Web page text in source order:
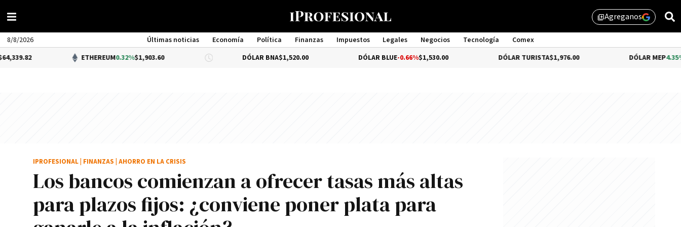
library_addAgreganos
8/8/2026 Últimas noticias Economía Política Finanzas Impuestos Legales Negocios Tecnología
Comex
Management
ETHEREUM0.32%$1,903.60 DÓLAR BNA$1,520.00 DÓLAR BLUE-0.66%$1,530.00 DÓLAR TURISTA$1,976.00 DÓLAR MEP4.35%
Los bancos comienzan a ofrecer tasas más altas
para plazos fijos: ¿conviene poner plata para
IPROFESIONAL FINANZAS AHORRO EN LA CRISIS